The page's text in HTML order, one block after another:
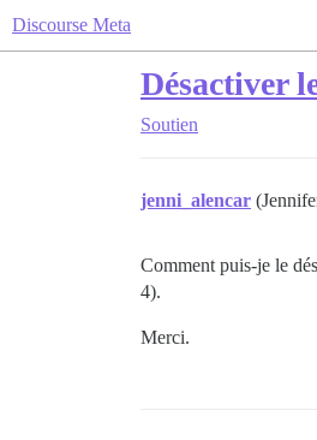
Discourse Meta
Désactiver
Soutien
jenni_alencar
Comment puis-je le
4).
Merci.